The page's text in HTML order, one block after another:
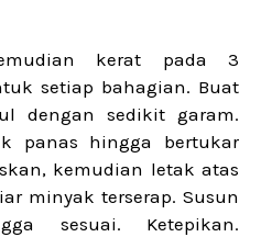
kerat pada 3
setiap bahagian. Buat
dengan sedikit garam.
panas hingga bertukar
kemudian letak atas
minyak terserap. Susun
sesuai. Ketepikan.